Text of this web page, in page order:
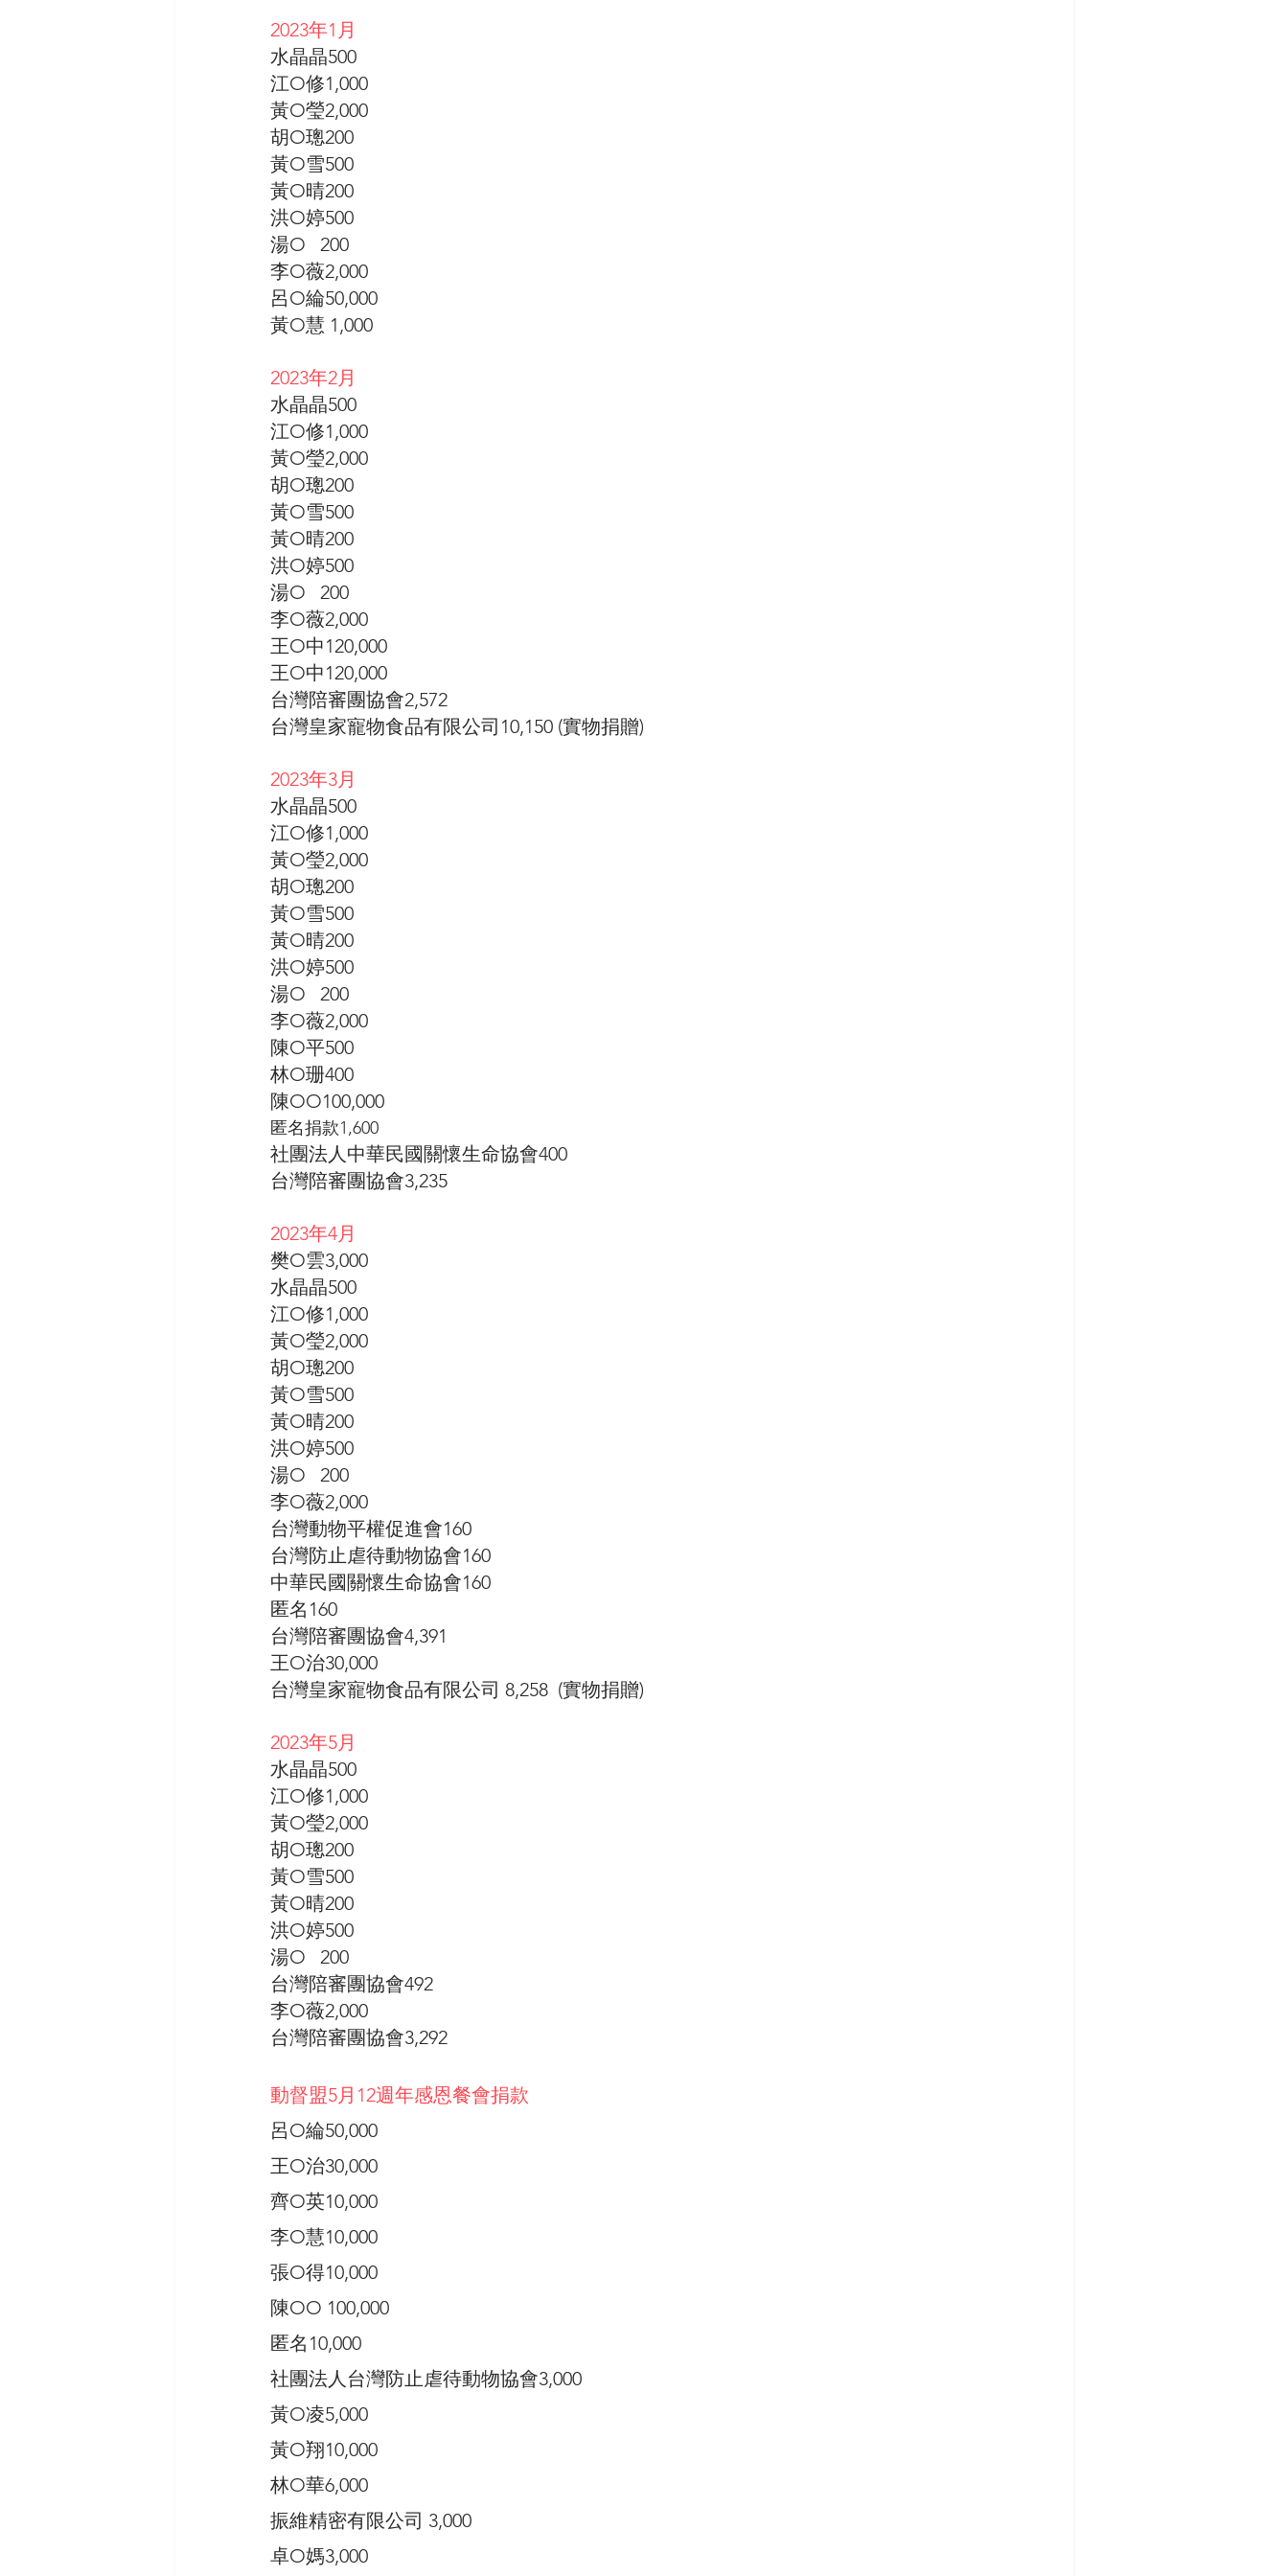
2023年1月
水晶晶500
江O修1,000
黃O瑩2,000
胡O璁200
黃O雪500
黃O晴200
洪O婷500
湯O   200
李O薇2,000
呂O綸50,000
黃O慧 1,000
2023年2月
水晶晶500
江O修1,000
黃O瑩2,000
胡O璁200
黃O雪500
黃O晴200
洪O婷500
湯O   200
李O薇2,000
王O中120,000
王O中120,000
台灣陪審團協會2,572
台灣皇家寵物食品有限公司10,150 (實物捐贈)
2023年3月
水晶晶500
江O修1,000
黃O瑩2,000
胡O璁200
黃O雪500
黃O晴200
洪O婷500
湯O   200
李O薇2,000
陳O平500
林O珊400
陳OO100,000
匿名捐款1,600
社團法人中華民國關懷生命協會400
台灣陪審團協會3,235
2023年4月
樊O雲3,000
水晶晶500
江O修1,000
黃O瑩2,000
胡O璁200
黃O雪500
黃O晴200
洪O婷500
湯O   200
李O薇2,000
台灣動物平權促進會160
台灣防止虐待動物協會160
中華民國關懷生命協會160
匿名160
台灣陪審團協會4,391
王O治30,000
台灣皇家寵物食品有限公司 8,258  (實物捐贈)
2023年5月
水晶晶500
江O修1,000
黃O瑩2,000
胡O璁200
黃O雪500
黃O晴200
洪O婷500
湯O   200
台灣陪審團協會492
李O薇2,000
台灣陪審團協會3,292
動督盟5月12週年感恩餐會捐款
呂O綸50,000
王O治30,000
齊O英10,000
李O慧10,000
張O得10,000
陳OO 100,000
匿名10,000
社團法人台灣防止虐待動物協會3,000
黃O凌5,000
黃O翔10,000
林O華6,000
振維精密有限公司 3,000
卓O媽3,000